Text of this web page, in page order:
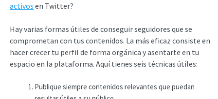
activos en Twitter?
Hay varias formas útiles de conseguir seguidores que se
comprometan con tus contenidos. La más eficaz consiste en
hacer crecer tu perfil de forma orgánica y asentarte en tu
espacio en la plataforma. Aquí tienes seis técnicas útiles:
Publique siempre contenidos relevantes que puedan